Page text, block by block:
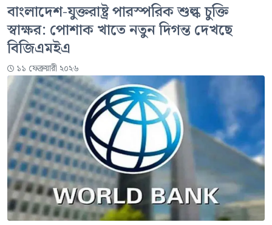
বাংলাদেশ-যুক্তরাষ্ট্র পারস্পরিক শুল্ক চুক্তি
স্বাক্ষর: পোশাক খাতে নতুন দিগন্ত দেখছে
বিজিএমইএ
১১ ফেব্রুয়ারী ২০২৬